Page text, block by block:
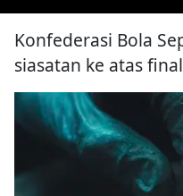
Konfederasi Bola
siasatan ke atas